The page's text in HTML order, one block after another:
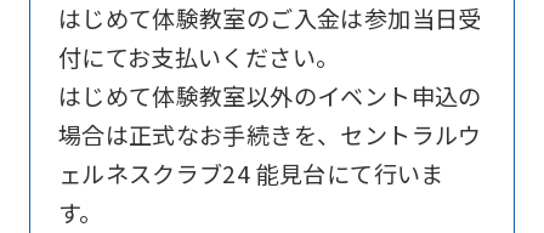
はじめて体験教室のご入金は参加当日受
付にてお支払いください。
はじめて体験教室以外のイベント申込の
場合は正式なお手続きを、セントラルウ
ェルネスクラブ24 能見台にて行いま
す。
official
website
is
automatically
translated